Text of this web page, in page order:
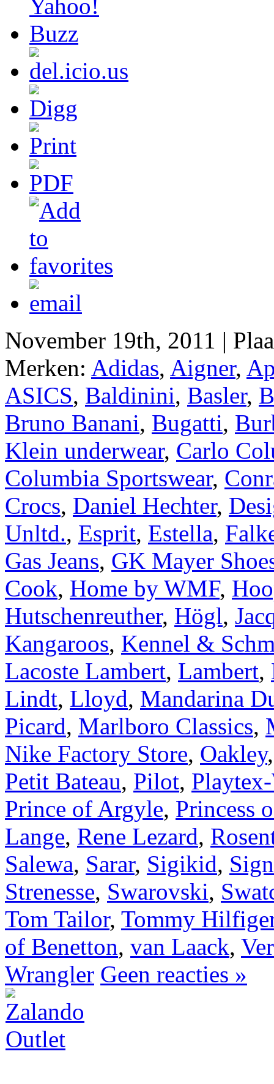
November 19th, 2011 |
Merken: Adidas, Aigner,
ASICS, Baldinini, Basler,
Bruno Banani, Bugatti,
Klein underwear, Carlo
Columbia Sportswear,
Crocs, Daniel Hechter,
Unltd., Esprit, Estella,
Gas Jeans, GK Mayer
Cook, Home by WMF,
Hutschenreuther, Högl,
Kangaroos, Kennel &
Lacoste Lambert, Lambert,
Lindt, Lloyd, Mandarina
Picard, Marlboro Classics,
Nike Factory Store, Oakley
Petit Bateau, Pilot,
Prince of Argyle, Princess
Lange, Rene Lezard,
Salewa, Sarar, Sigikid,
Strenesse, Swarovski,
Tom Tailor, Tommy
of Benetton, van Laack,
Wrangler Geen reacties »